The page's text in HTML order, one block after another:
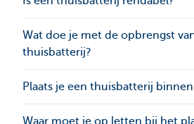
Wat doe je met de opbrengst
thuisbatterij?
Plaats je een thuisbatterij
Waar moet je op letten bij het